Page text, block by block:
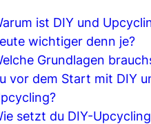
ist DIY und
wichtiger denn je?
Grundlagen
vor dem Start mit DIY
setzt du DIY-Upcycling